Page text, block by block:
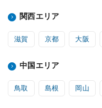
関西エリア
滋賀 京都 大阪
中国エリア
鳥取 島根 岡山